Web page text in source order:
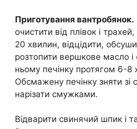
Приготування вантробянок.
очистити від плівок і
20 хвилин, відцідити,
розтопити вершкове масло
ньому печінку протягом 6-8
Обсмажену печінку зняти зі
нарізати смужками.
Відварити свинячий шпик і